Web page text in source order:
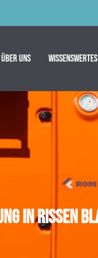
Über uns Wissenswertes
in Rissen